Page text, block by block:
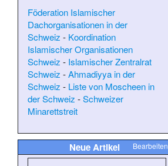
Föderation Islamischer
Dachorganisationen in der
Schweiz - Koordination
Islamischer Organisationen
Schweiz - Islamischer Zentralrat
Schweiz -Ahmadiyya in der
Schweiz - Liste von Moscheen in
der Schweiz -Schweizer
Minarettstreit
Bearbeiten
Neue Artikel